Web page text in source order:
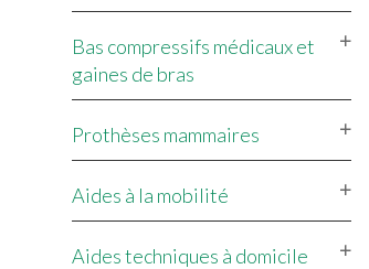
Bas compressifs médicaux et
gaines de bras
Prothèses mammaires
Aides à la mobilité
Aides techniques à domicile